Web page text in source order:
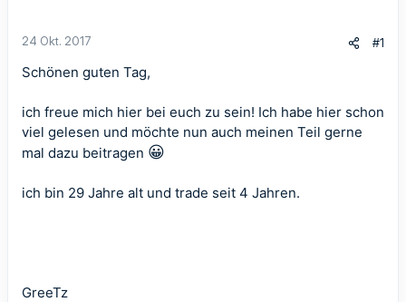
24 Okt. 2017 #1
Schönen guten Tag,
ich freue mich hier bei euch zu sein! Ich habe hier schon
viel gelesen und möchte nun auch meinen Teil gerne
mal dazu beitragen 😀
ich bin 29 Jahre alt und trade seit 4 Jahren.
GreeTz